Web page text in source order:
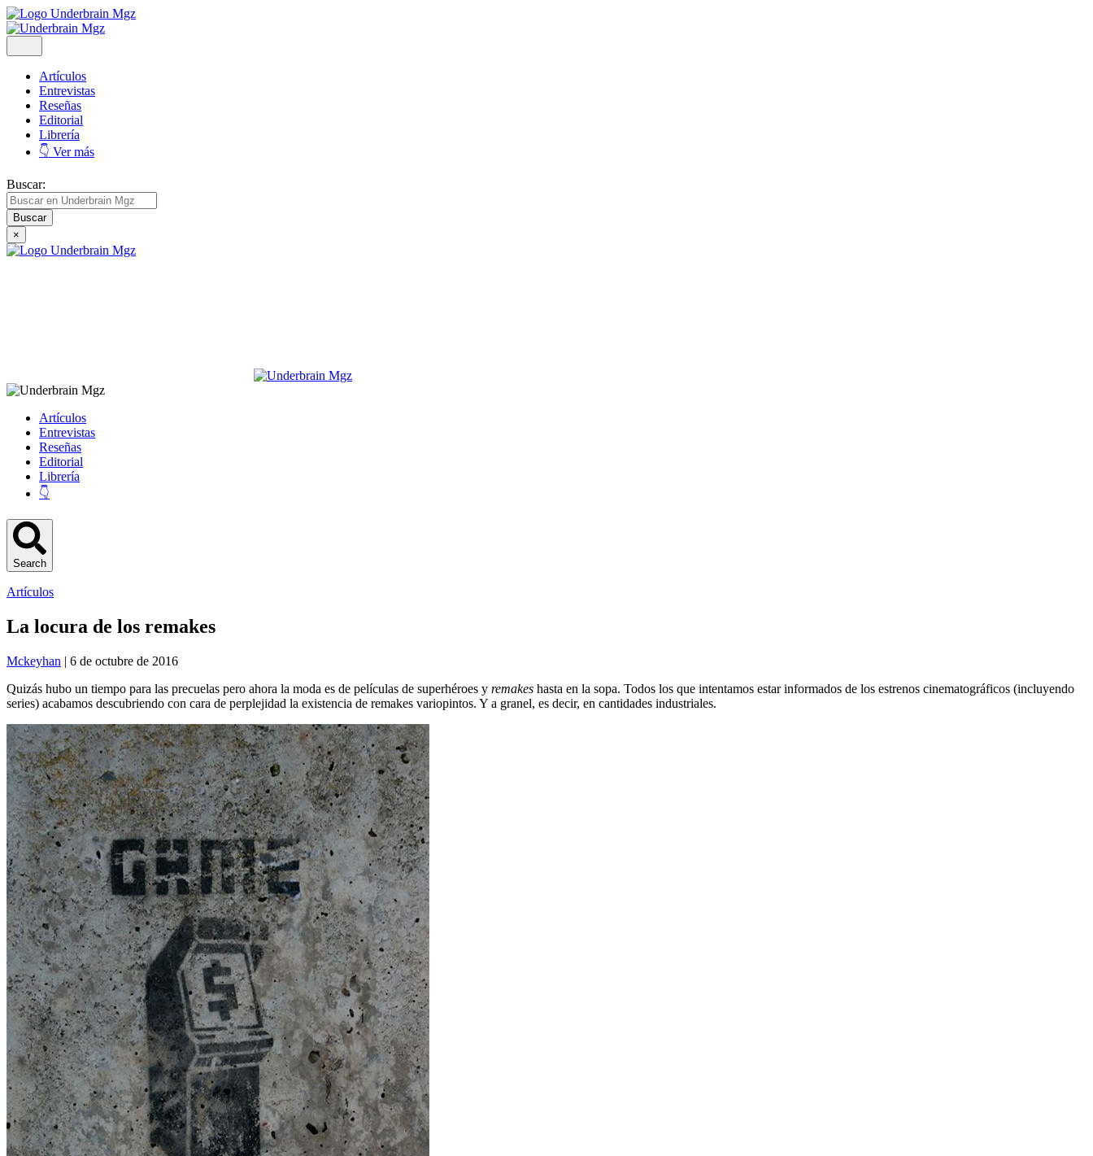
Artículos
Entrevistas
Reseñas
Editorial
Librería
👇 Ver más
Buscar:
×
Artículos
Entrevistas
Reseñas
Editorial
Librería
👇
Search
Artículos
La locura de los remakes
Mckeyhan | 6 de octubre de 2016
Quizás hubo un tiempo para las precuelas pero ahora la moda es de películas de superhéroes y remakes hasta en la sopa. Todos los que intentamos estar informados de los estrenos cinematográficos (incluyendo
series) acabamos descubriendo con cara de perplejidad la existencia de remakes variopintos. Y a granel, es decir, en cantidades industriales.